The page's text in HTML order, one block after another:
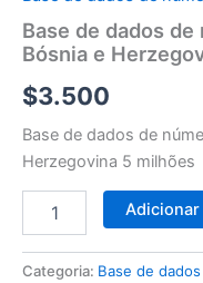
Base de dados
Bósnia e
$3.500
Base de dados de
Herzegovina 5 milhões
Adicionar
Categoria: Base de